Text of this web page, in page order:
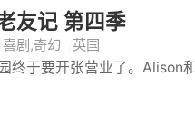
友记 第四季
喜剧,奇幻
英国
终于要开张营业了。Alison